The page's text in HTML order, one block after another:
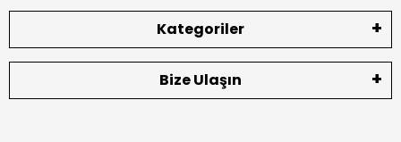
Kategoriler
Bize Ulaşın